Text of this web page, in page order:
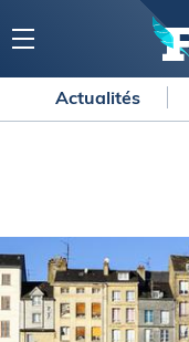
Actualités